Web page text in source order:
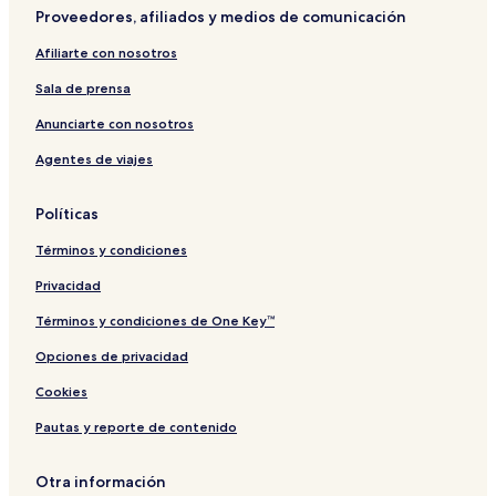
o
,
F
u
l
S
f
f
,
C
e
a
d
B
r
a
t
d
t
e
l
R
w
P
h
u
k
t
e
y
B
r
o
n
a
r
l
i
g
d
a
r
d
e
V
l
a
2
a
Proveedores, afiliados y medios de comunicación
Afiliarte con nosotros
Sala de prensa
Anunciarte con nosotros
Agentes de viajes
Políticas
Términos y condiciones
Privacidad
Términos y condiciones de One Key™
Opciones de privacidad
Cookies
Pautas y reporte de contenido
Otra información